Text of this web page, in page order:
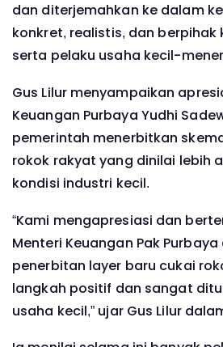
dan diterjemahkan ke dalam
konkret, realistis, dan
serta pelaku usaha kecil-
Gus Lilur menyampaikan
Keuangan Purbaya Yudhi
pemerintah menerbitkan
rokok rakyat yang dinilai lebih
kondisi industri kecil.
“Kami mengapresiasi dan
Menteri Keuangan Pak
penerbitan layer baru cukai
langkah positif dan sangat
usaha kecil,” ujar Gus Lilur